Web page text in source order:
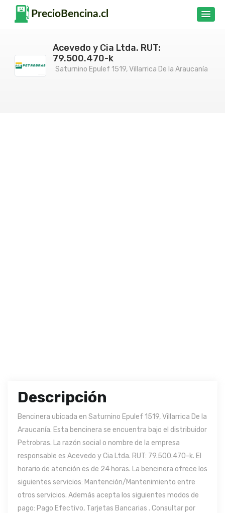
Acevedo y Cia Ltda. RUT:
79.500.470-k
Saturnino Epulef 1519, Villarrica De la Araucanía
Descripción
Bencinera ubicada en Saturnino Epulef 1519, Villarrica De la
Araucanía. Esta bencinera se encuentra bajo el distribuidor
Petrobras. La razón social o nombre de la empresa
responsable es Acevedo y Cia Ltda. RUT: 79.500.470-k. El
horario de atención es de 24 horas. La bencinera ofrece los
siguientes servicios: Mantención/Mantenimiento entre
otros servicios. Además acepta los siguientes modos de
pago: Pago Efectivo, Tarjetas Bancarias . Consultar por